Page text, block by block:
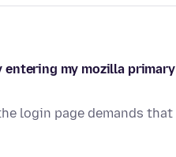
entering my mozilla primary
login page demands that